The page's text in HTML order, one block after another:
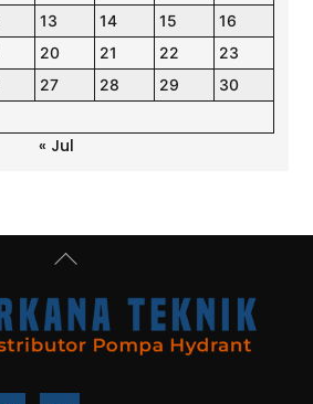
13 14 15
16
20 21 22
23
27 28 29
30
« Jul
Back
Top